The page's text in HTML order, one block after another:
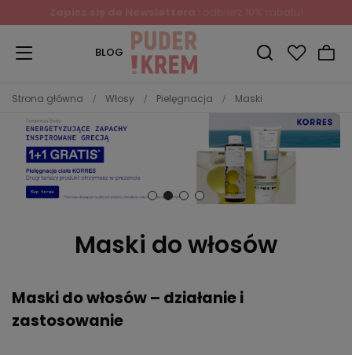
BLOG
Strona główna Włosy Pielęgnacja Maski
Maski do włosów
Maski do włosów – działanie i
zastosowanie